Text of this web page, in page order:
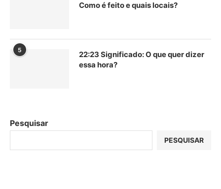
Como é feito e quais locais?
5
22:23 Significado: O que quer dizer
essa hora?
Pesquisar
PESQUISAR